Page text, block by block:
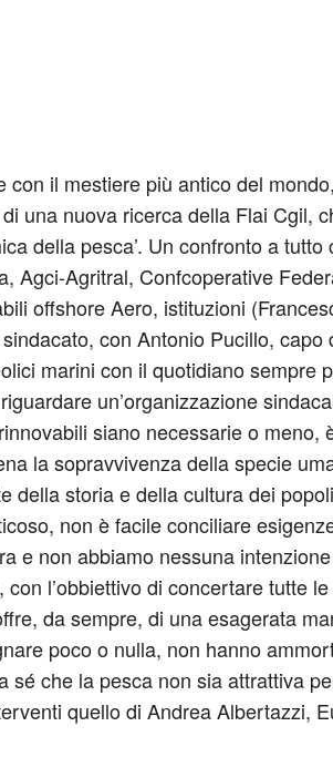
il mestiere più antico del
una nuova ricerca della Flai Cgil,
della pesca’. Un confronto a
Agci-Agritral, Confcoperative
offshore Aero, istituzioni
con Antonio Pucillo,
marini con il quotidiano sempre
un’organizzazione
siano necessarie o
la sopravvivenza della specie
storia e della cultura dei
non è facile conciliare
e non abbiamo nessuna
l’obbiettivo di concertare tutte
da sempre, di una esagerata
poco o nulla, non hanno
che la pesca non sia attrattiva
quello di Andrea Albertazzi,